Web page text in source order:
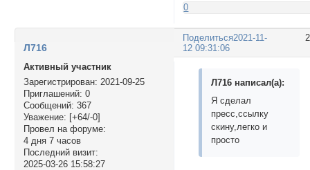
0
Поделиться2021-11-
12 09:31:06
Л716
Активный участник
Зарегистрирован: 2021-09-25
Приглашений: 0
Сообщений: 367
Уважение: [+64/-0]
Провел на форуме:
4 дня 7 часов
Последний визит:
2025-03-26 15:58:27
Л716 написал(а):
Я сделал
пресс,ссылку
скину,легко и
просто